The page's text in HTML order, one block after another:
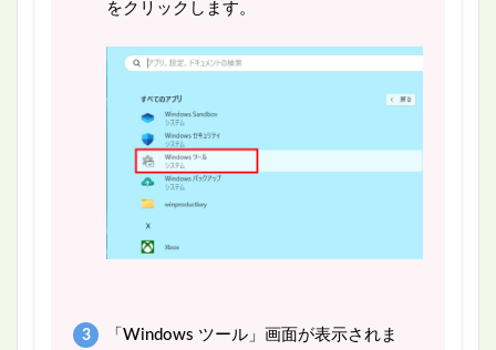
をクリックします。
「Windows ツール」画面が表示されま